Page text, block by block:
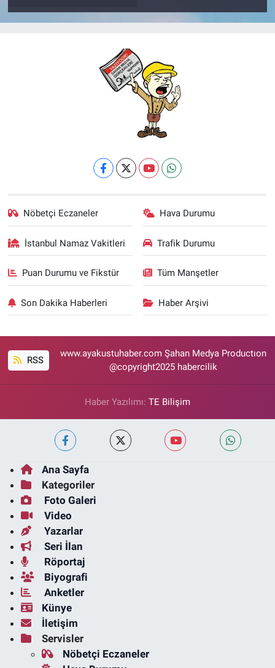
Nöbetçi Eczaneler Hava Durumu
İstanbul Namaz Vakitleri Trafik Durumu
Puan Durumu ve Fikstür Tüm Manşetler
Son Dakika Haberleri Haber Arşivi
RSS
www.ayakustuhaber.com Şahan Medya Productıon
@copyright2025 habercilik
Haber Yazılımı: TE Bilişim
Ana Sayfa
Kategoriler
Foto Galeri
Video
Yazarlar
Seri İlan
Röportaj
Biyografi
Anketler
Künye
İletişim
Servisler
Nöbetçi Eczaneler